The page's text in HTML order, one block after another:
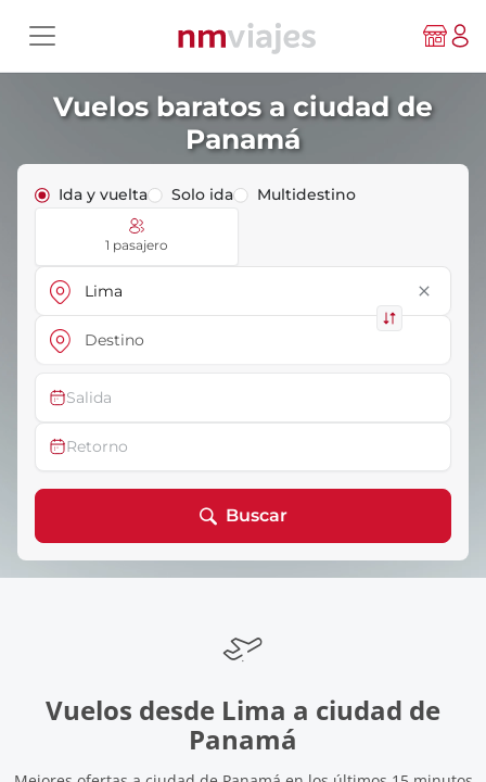
Vuelos baratos a ciudad de
Panamá
Ida y vuelta Solo ida Multidestino
1 pasajero
close
Salida
Retorno
Buscar
Vuelos desde Lima a ciudad de
Panamá